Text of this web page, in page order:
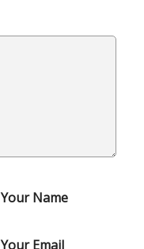
Your Name
Your Email